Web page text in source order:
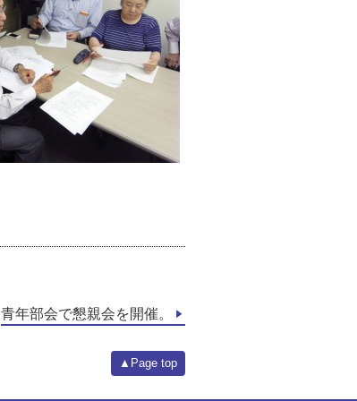
青年部会で懇親会を開催。
▲Page top